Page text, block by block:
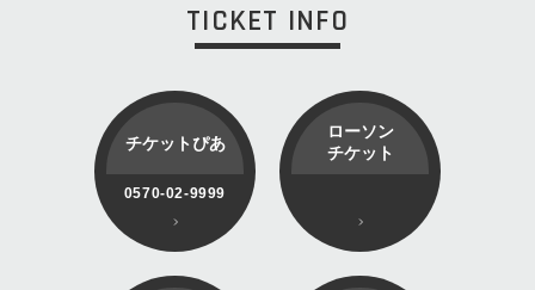
TICKET INFO
チケットぴあ
0570-02-9999
ローソン
チケット